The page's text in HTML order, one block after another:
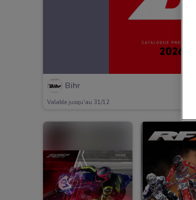
Bihr
Valable jusqu'au 31/12